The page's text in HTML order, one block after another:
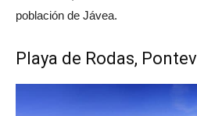
población de Jávea.
Playa de Rodas,